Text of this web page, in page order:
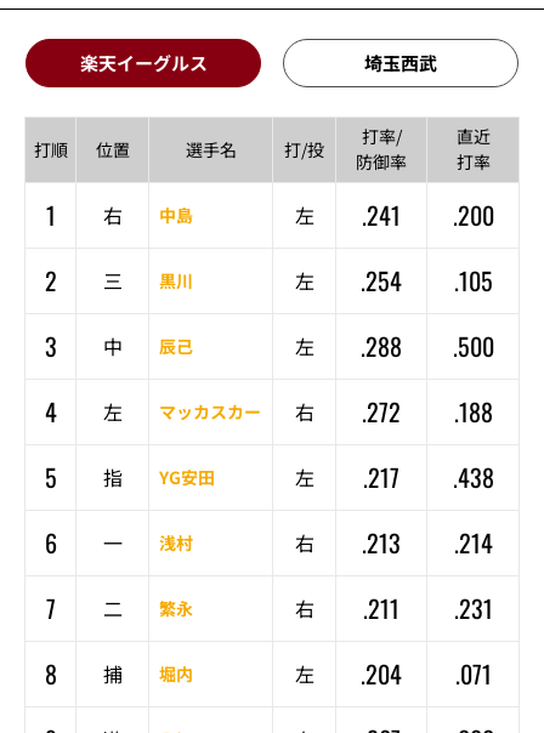
楽天イーグルス 埼玉西武
打順 位置 選手名 打/投
打率/
防御率
直近
打率
1 右 中島 左 .241
.200
2
三 黒川 左 .254
.105
3
中 辰己 左 .288
.500
4
左 マッカスカー 右 .272
.188
5
指 YG安田 左 .217
.438
6
一 浅村 右 .213
.214
7
二 繁永 右 .211
.231
8
捕 堀内 左 .204
.071